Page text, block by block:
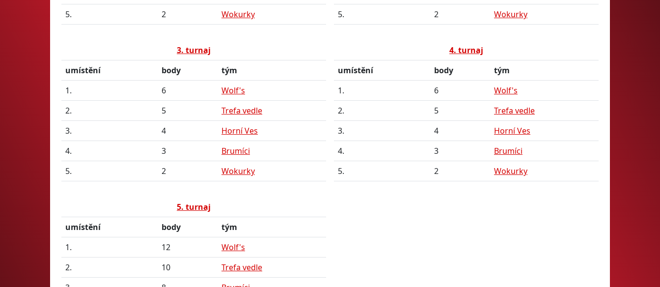
5.
2 Wokurky
5.
2 Wokurky
3. turnaj
umístění
body
tým
1.
6
Wolf's
2.
5
Trefa vedle
3.
4
Horní Ves
4.
3
Brumíci
5.
2 Wokurky
4. turnaj
umístění
body
tým
1.
6
Wolf's
2.
5
Trefa vedle
3.
4
Horní Ves
4.
3
Brumíci
5.
2 Wokurky
5. turnaj
umístění
body
tým
1.
12
Wolf's
2.
10
Trefa vedle